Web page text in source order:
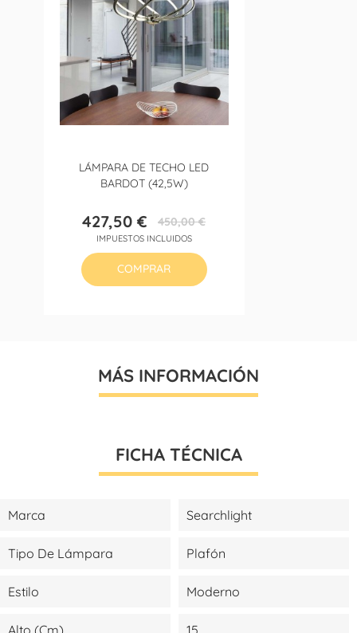
LÁMPARA DE TECHO LED
BARDOT (42,5W)
Precio
427,50 €Precio
base
450,00 €
IMPUESTOS INCLUIDOS
COMPRAR
MÁS INFORMACIÓN
FICHA TÉCNICA
Marca Searchlight
Tipo De Lámpara Plafón
Estilo Moderno
Alto (cm) 15